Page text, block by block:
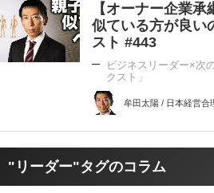
【オーナー企業
似ている方が良い
スト #443
ビジネスリーダー×次
クスト」
牟田太陽 / 日本経営合
"リーダー"タグのコラム